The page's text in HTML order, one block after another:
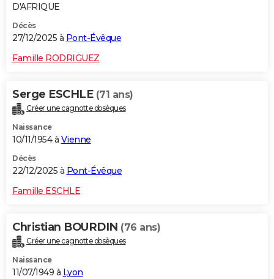
D'AFRIQUE
Décès
27/12/2025 à Pont-Évêque
Famille RODRIGUEZ
Serge ESCHLE (71 ans)
Créer une cagnotte obsèques
Naissance
10/11/1954 à Vienne
Décès
22/12/2025 à Pont-Évêque
Famille ESCHLE
Christian BOURDIN (76 ans)
Créer une cagnotte obsèques
Naissance
11/07/1949 à Lyon